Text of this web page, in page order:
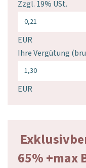
Zzgl. 19% USt.
EUR
Ihre Vergütung
EUR
65% +max